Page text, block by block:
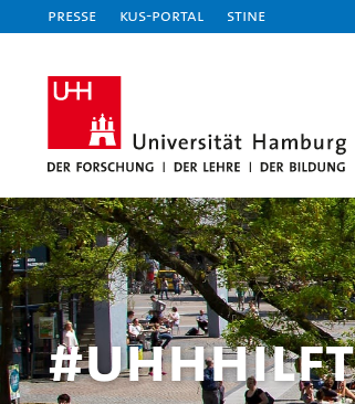
Presse KUS-Portal STiNE
#UHHhilft